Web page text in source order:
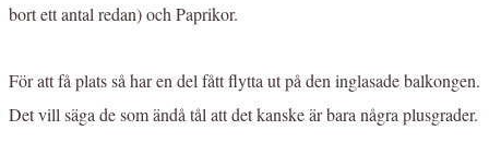
bort ett antal redan) och Paprikor.
För att få plats så har en del fått flytta ut på den inglasade balkongen.
Det vill säga de som ändå tål att det kanske är bara några plusgrader.